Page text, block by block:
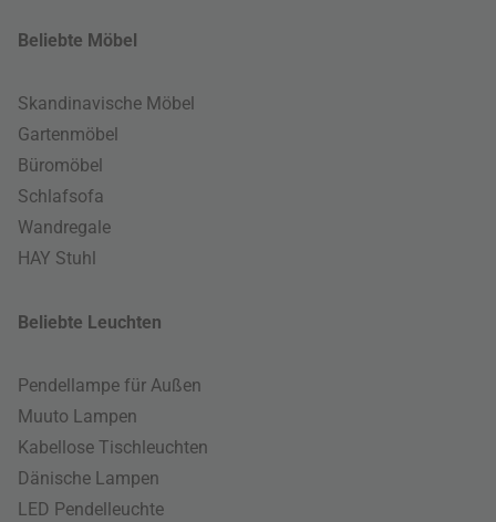
Beliebte Möbel
Skandinavische Möbel
Gartenmöbel
Büromöbel
Schlafsofa
Wandregale
HAY Stuhl
Beliebte Leuchten
Pendellampe für Außen
Muuto Lampen
Kabellose Tischleuchten
Dänische Lampen
LED Pendelleuchte